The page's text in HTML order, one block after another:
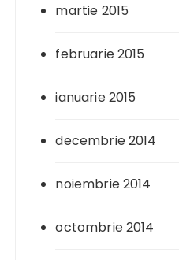
martie 2015
februarie 2015
ianuarie 2015
decembrie 2014
noiembrie 2014
octombrie 2014